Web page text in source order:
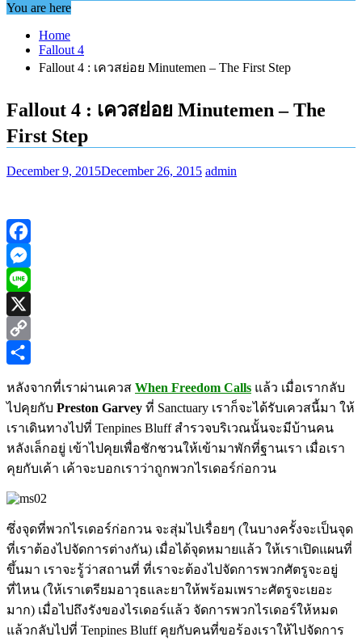
You are here
Home
Fallout 4
Fallout 4 : เควสย่อย Minutemen – The First Step
Fallout 4 : เควสย่อย Minutemen – The
First Step
December 9, 2015December 26, 2015 admin
Facebook
Messenger
Line
X
Copy
หลังจากที่เราผ่านเควส When Freedom Calls แล้ว เมื่อเรากลับ
ไปคุยกับ Preston Garvey ที่ Sanctuary เราก็จะได้รับเควสนี้มา ให้
เราเดินทางไปที่ Tenpines Bluff สำรวจบริเวณนั้นจะมีบ้านคน
หลังเล็กอยู่ เข้าไปคุยเพื่อชักชวนให้เข้ามาพักที่ฐานเรา เมื่อเรา
คุยกับเค้า เค้าจะบอกเราว่าถูกพวกไรเดอร์ก่อกวน
ซึ่งจุดที่พวกไรเดอร์ก่อกวน จะสุ่มไปเรื่อยๆ (ในบางครั้งจะเป็นจุด
ที่เราต้องไปจัดการต่างกัน) เมื่อได้จุดหมายแล้ว ให้เราเปิดแผนที่
ขึ้นมา เราจะรู้ว่าสถานที่ ที่เราจะต้องไปจัดการพวกศัตรูจะอยู่
ที่ไหน (ให้เราเตรียมอาวุธและยาให้พร้อมเพราะศัตรูจะเยอะ
มาก) เมื่อไปถึงรังของไรเดอร์แล้ว จัดการพวกไรเดอร์ให้หมด
แล้วกลับไปที่ Tenpines Bluff คุยกับคนที่ขอร้องเราให้ไปจัดการ